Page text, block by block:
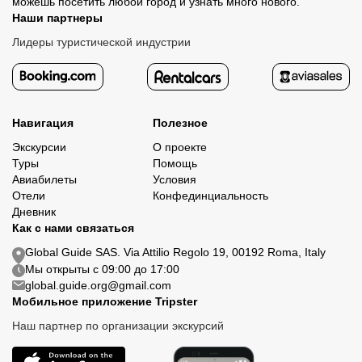
Наши партнеры
Лидеры туристической индустрии
Навигация
Экскурсии
Туры
Авиабилеты
Отели
Дневник
Полезное
О проекте
Помощь
Условия
Конфединциальность
Как с нами связаться
Global Guide SAS. Via Attilio Regolo 19, 00192 Roma, Italy
Мы открыты с 09:00 до 17:00
global.guide.org@gmail.com
Мобильное приложение Tripster
Наш партнер по организации экскурсий